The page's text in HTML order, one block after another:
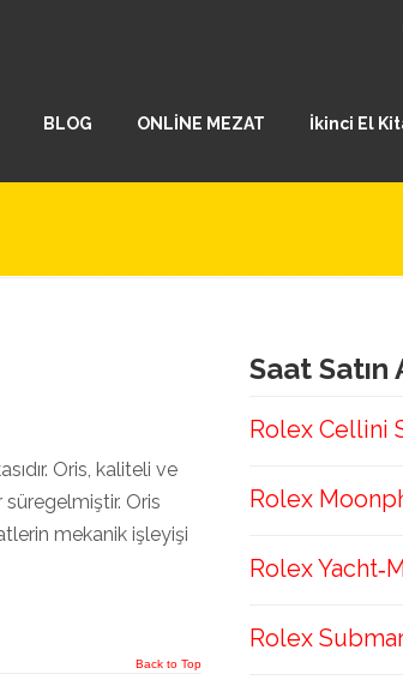
BLOG ONLİNE MEZAT İkinci El
Oris, kaliteli ve
Oris
mekanik işleyişi
Back to Top
Saat Satın
Rolex Cellini
Rolex
Rolex
Rolex